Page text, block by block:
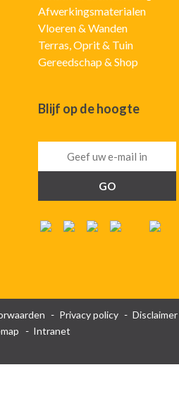
Afwerkingsmaterialen
Vloeren & Wanden
Terras, Oprit & Tuin
Gereedschap & Shop
Blijf op de hoogte
Privacy policy
Disclaimer
Intranet